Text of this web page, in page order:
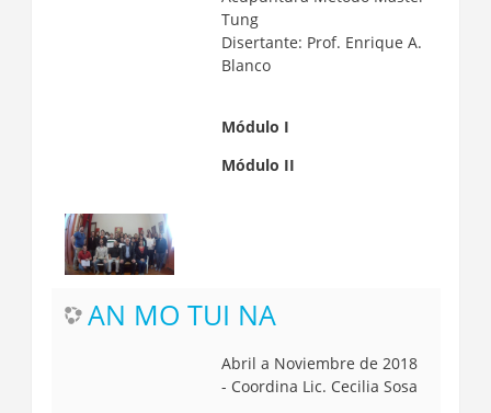
Tung
Disertante: Prof. Enrique A.
Blanco
Módulo I
Módulo II
AN MO TUI NA
Abril a Noviembre de 2018
- Coordina Lic. Cecilia Sosa